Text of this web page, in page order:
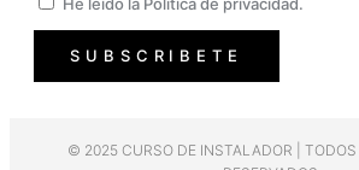
SUBSCRIBETE
© 2025 CURSO DE INSTALADOR | TODOS